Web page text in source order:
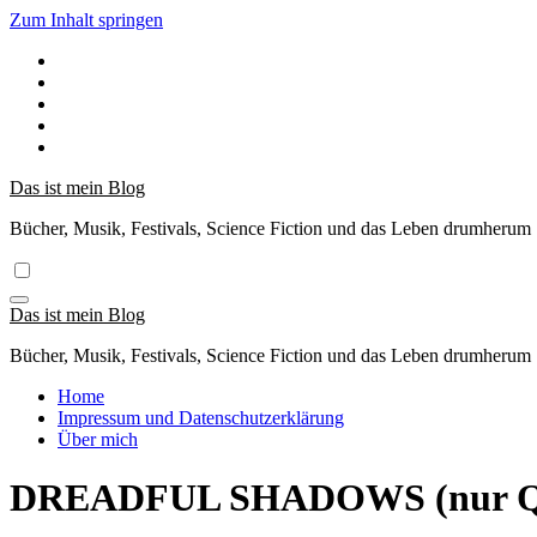
Zum Inhalt springen
Das ist mein Blog
Bücher, Musik, Festivals, Science Fiction und das Leben drumherum
Das ist mein Blog
Bücher, Musik, Festivals, Science Fiction und das Leben drumherum
Home
Impressum und Datenschutzerklärung
Über mich
DREADFUL SHADOWS (nur